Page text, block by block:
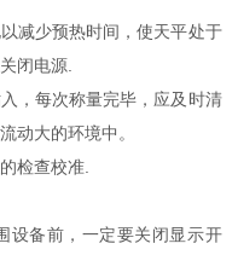
少预热时间，使天平处于
闭电源.
每次称量完毕，应及时清
动大的环境中。
检查校准.
备前，一定要关闭显示开